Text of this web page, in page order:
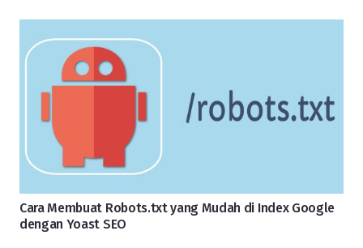
Cara Membuat Robots.txt yang Mudah di Index Google
dengan Yoast SEO